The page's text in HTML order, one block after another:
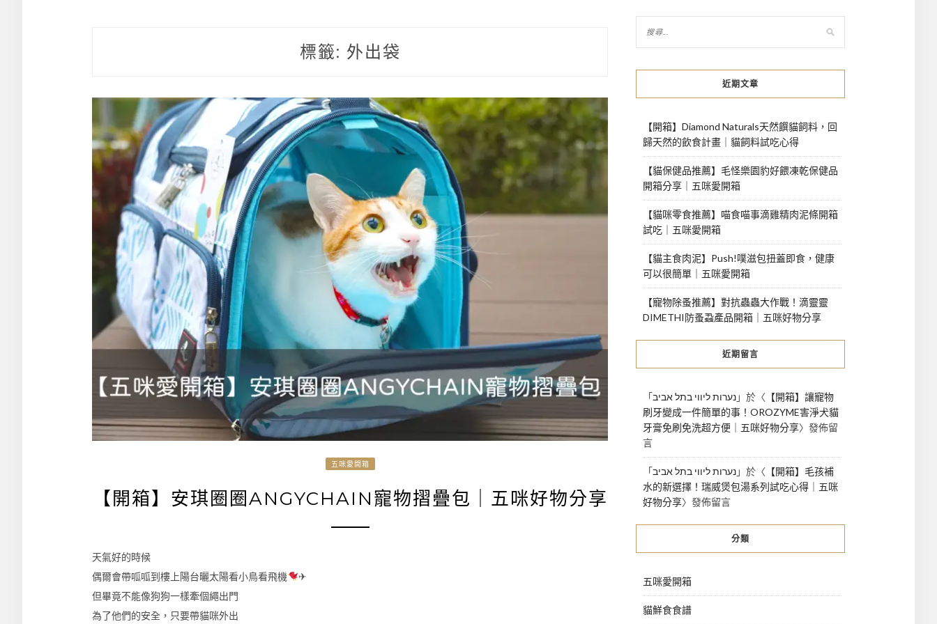
標籤: 外出袋
五咪愛開箱
【開箱】安琪圈圈ANGYCHAIN寵物摺疊包｜五咪好物分享
天氣好的時候
偶爾會帶呱呱到樓上陽台曬太陽看小鳥看飛機
✈
但畢竟不能像狗狗一樣牽個繩出門
為了他們的安全，只要帶貓咪外出
近期文章
【開箱】Diamond Naturals天然饌貓飼料，回
歸天然的飲食計畫｜貓飼料試吃心得
【貓保健品推薦】毛怪樂園豹好餵凍乾保健品
開箱分享｜五咪愛開箱
【貓咪零食推薦】喵食喵事滴雞精肉泥條開箱
試吃｜五咪愛開箱
【貓主食肉泥】Push!噗滋包扭蓋即食，健康
可以很簡單｜五咪愛開箱
【寵物除蚤推薦】對抗蟲蟲大作戰！滴靈靈
DIMETHI防蚤蝨產品開箱｜五咪好物分享
近期留言
「נערות ליווי בתל אביב」於〈 【開箱】讓寵物
刷牙變成一件簡單的事！OROZYME害淨犬貓
牙膏免刷免洗超方便｜五咪好物分享〉發佈留
言
「נערות ליווי בתל אביב」於〈 【開箱】毛孩補
水的新選擇！瑞威煲包湯系列試吃心得｜五咪
好物分享〉發佈留言
分類
五咪愛開箱
貓鮮食食譜